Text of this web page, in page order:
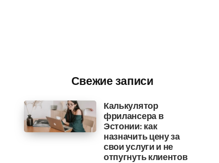
Свежие записи
Калькулятор
фрилансера в
Эстонии: как
назначить цену за
свои услуги и не
отпугнуть клиентов